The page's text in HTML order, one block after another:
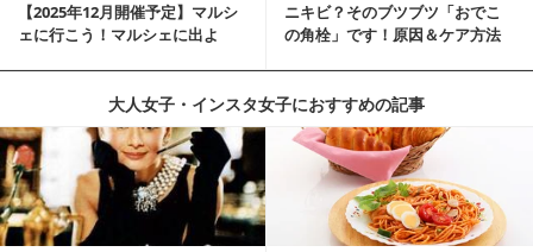
【2025年12月開催予定】マルシ
ェに行こう！マルシェに出よ
ニキビ？そのブツブツ「おでこ
の角栓」です！原因＆ケア方法
大人女子・インスタ女子におすすめの記事